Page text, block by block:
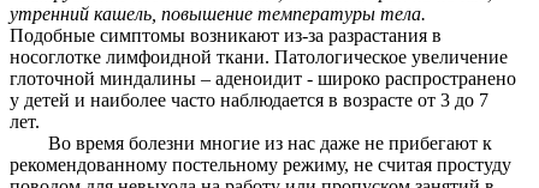
утренний кашель, повышение температуры тела.
Подобные симптомы возникают из-за разрастания в
носоглотке лимфоидной ткани. Патологическое увеличение
глоточной миндалины – аденоидит - широко распространено
у детей и наиболее часто наблюдается в возрасте от 3 до 7
лет.
Во время болезни многие из нас даже не прибегают к
рекомендованному постельному режиму, не считая простуду